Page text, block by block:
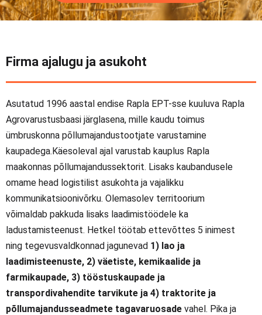
Firma ajalugu ja asukoht
Asutatud 1996 aastal endise Rapla EPT-sse kuuluva Rapla
Agrovarustusbaasi järglasena, mille kaudu toimus
ümbruskonna põllumajandustootjate varustamine
kaupadega.Käesoleval ajal varustab kauplus Rapla
maakonnas põllumajandussektorit. Lisaks kaubandusele
omame head logistilist asukohta ja vajalikku
kommunikatsioonivõrku. Olemasolev territoorium
võimaldab pakkuda lisaks laadimistöödele ka
ladustamisteenust. Hetkel töötab ettevõttes 5 inimest
ning tegevusvaldkonnad jagunevad 1) lao ja
laadimisteenuste, 2) väetiste, kemikaalide ja
farmikaupade, 3) tööstuskaupade ja
transpordivahendite tarvikute ja 4) traktorite ja
põllumajandusseadmete tagavaruosade vahel. Pika ja